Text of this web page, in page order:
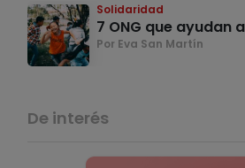
Solidaridad
7 ONG que ayudan
Por Eva San Martín
De interés